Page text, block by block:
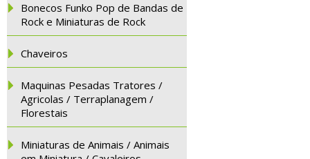
Bonecos Funko Pop de Bandas de
Rock e Miniaturas de Rock
Chaveiros
Maquinas Pesadas Tratores /
Agricolas / Terraplanagem /
Florestais
Miniaturas de Animais / Animais